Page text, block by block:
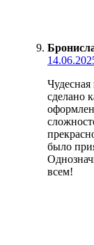
Чудесная
сделано
было
всем!